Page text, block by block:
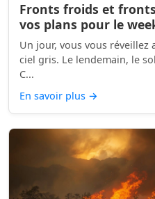
Fronts froids et
vos plans pour le
Un jour, vous vous réveillez
ciel gris. Le lendemain, le
C...
En savoir plus →